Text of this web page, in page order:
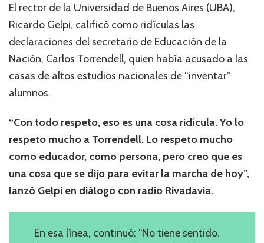
El rector de la Universidad de Buenos Aires (UBA),
Ricardo Gelpi, calificó como ridículas las
declaraciones del secretario de Educación de la
Nación, Carlos Torrendell, quien había acusado a las
casas de altos estudios nacionales de “inventar”
alumnos.
“Con todo respeto, eso es una cosa ridícula. Yo lo
respeto mucho a Torrendell. Lo respeto mucho
como educador, como persona, pero creo que es
una cosa que se dijo para evitar la marcha de hoy”,
lanzó Gelpi en diálogo con radio Rivadavia.
En esa línea, continuó: “No tiene sentido.